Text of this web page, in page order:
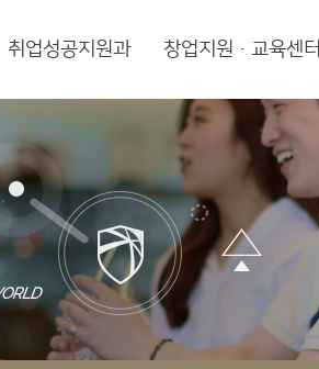
취업성공지원과 창업지원·교육센터